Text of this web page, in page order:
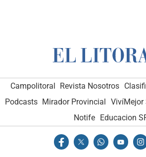
Campolitoral Revista Nosotros
Podcasts Mirador Provincial VivíMejor
Notife
Educacion